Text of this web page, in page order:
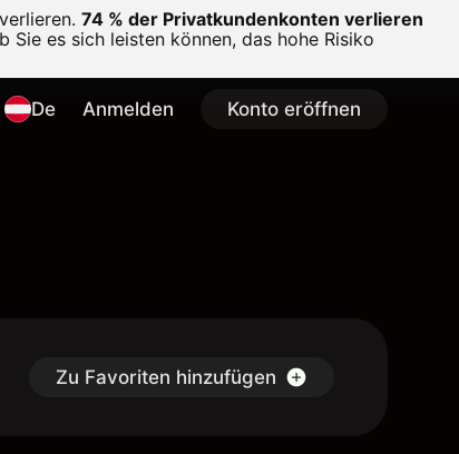
74 % der Privatkundenkonten verlieren
es sich leisten können, das hohe Risiko
De Anmelden Konto eröffnen
Zu Favoriten hinzufügen